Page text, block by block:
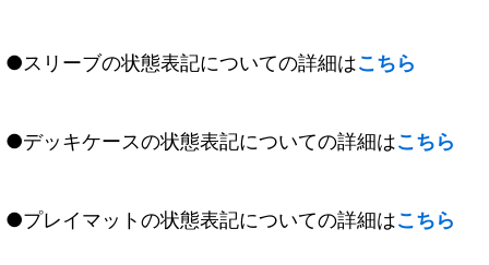
●スリーブの状態表記についての詳細はこちら
●デッキケースの状態表記についての詳細はこちら
●プレイマットの状態表記についての詳細はこちら